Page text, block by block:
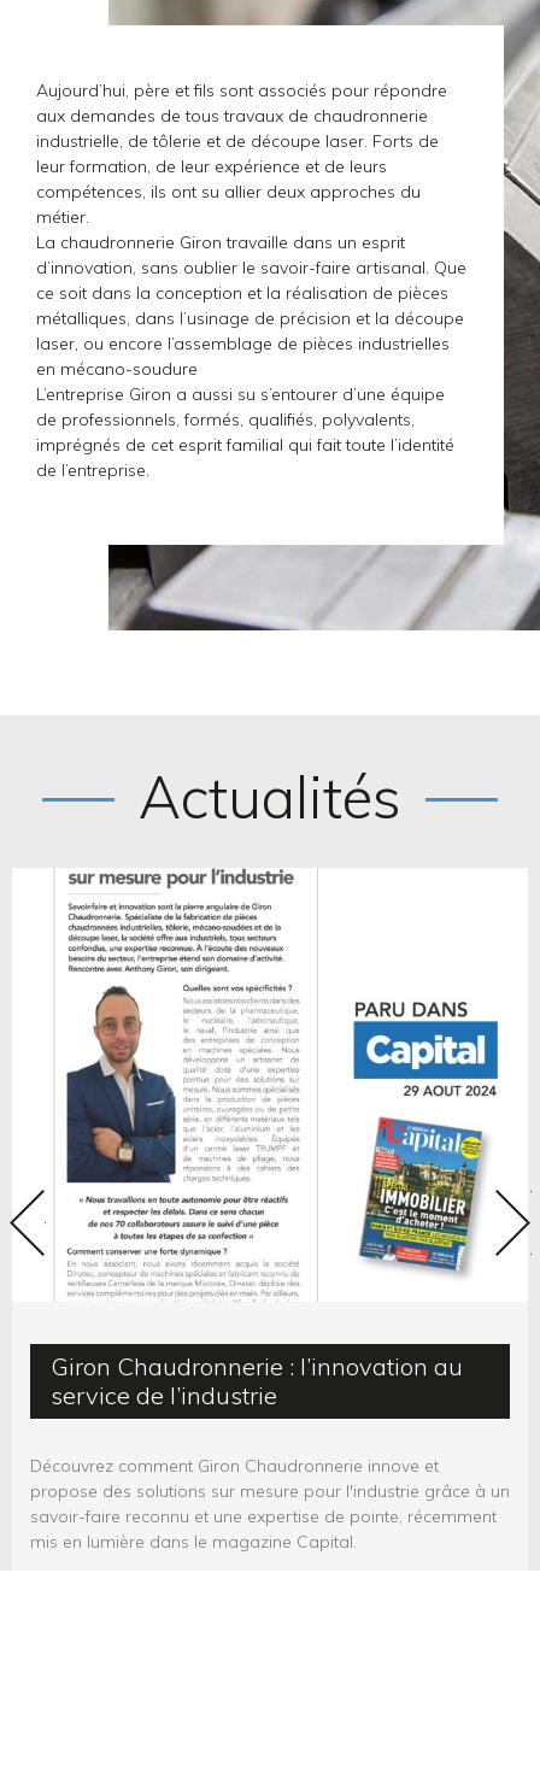
Aujourd’hui, père et fils sont associés pour répondre
aux demandes de tous travaux de chaudronnerie
industrielle, de tôlerie et de découpe laser. Forts de
leur formation, de leur expérience et de leurs
compétences, ils ont su allier deux approches du
métier.
La chaudronnerie Giron travaille dans un esprit
d’innovation, sans oublier le savoir-faire artisanal. Que
ce soit dans la conception et la réalisation de pièces
métalliques, dans l’usinage de précision et la découpe
laser, ou encore l’assemblage de pièces industrielles
en mécano-soudure
L’entreprise Giron a aussi su s’entourer d’une équipe
de professionnels, formés, qualifiés, polyvalents,
imprégnés de cet esprit familial qui fait toute l’identité
de l’entreprise.
Actualités
Giron Chaudronnerie : l’innovation au
service de l’industrie
Découvrez comment Giron Chaudronnerie innove et
propose des solutions sur mesure pour l'industrie grâce à un
savoir-faire reconnu et une expertise de pointe, récemment
mis en lumière dans le magazine Capital.